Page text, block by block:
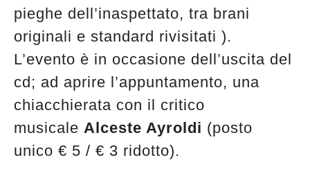
pieghe dell’inaspettato, tra brani
originali e standard rivisitati ).
L’evento è in occasione dell’uscita del
cd; ad aprire l’appuntamento, una
chiacchierata con il critico
musicale Alceste Ayroldi (posto
unico € 5 / € 3 ridotto).